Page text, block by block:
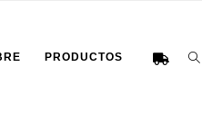
PRODUCTOS